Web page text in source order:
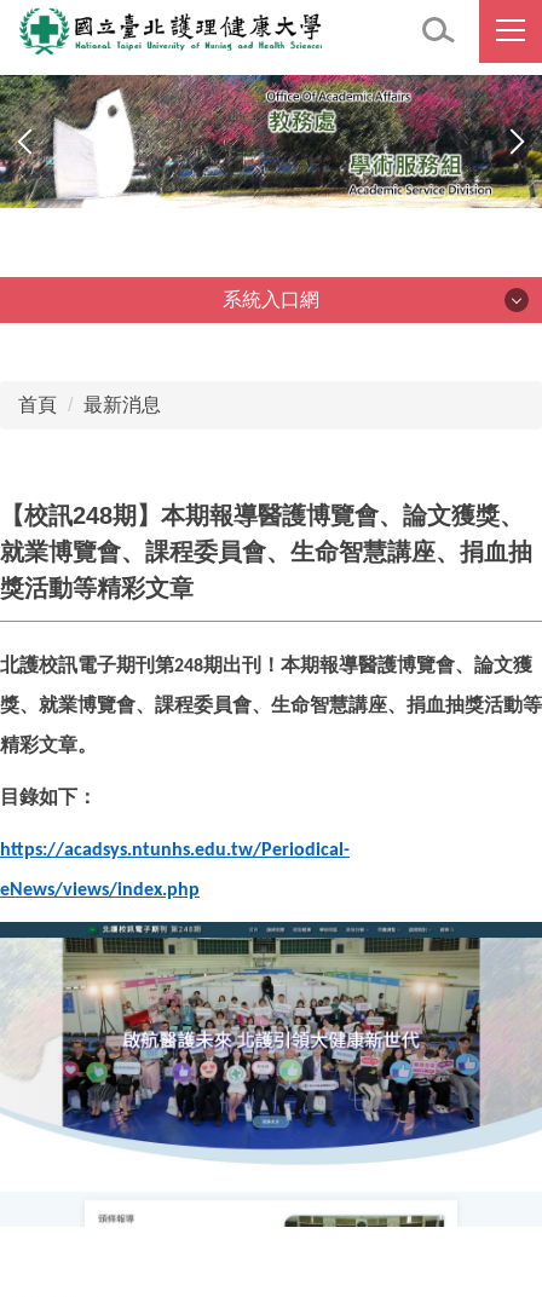
跳
到
主
要
內
容
區
系統入口網
首頁 最新消息
【校訊248期】本期報導醫護博覽會、論文獲獎、
就業博覽會、課程委員會、生命智慧講座、捐血抽
獎活動等精彩文章
北護校訊電子期刊第248期出刊！本期報導醫護博覽會、論文獲
獎、就業博覽會、課程委員會、生命智慧講座、捐血抽獎活動等
精彩文章。
目錄如下：
https://acadsys.ntunhs.edu.tw/Periodical-
eNews/views/index.php